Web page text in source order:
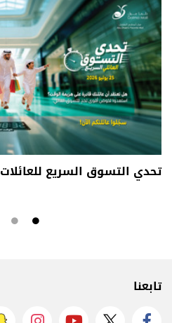
تحدي التسوق السريع للعائلات
تابعنا